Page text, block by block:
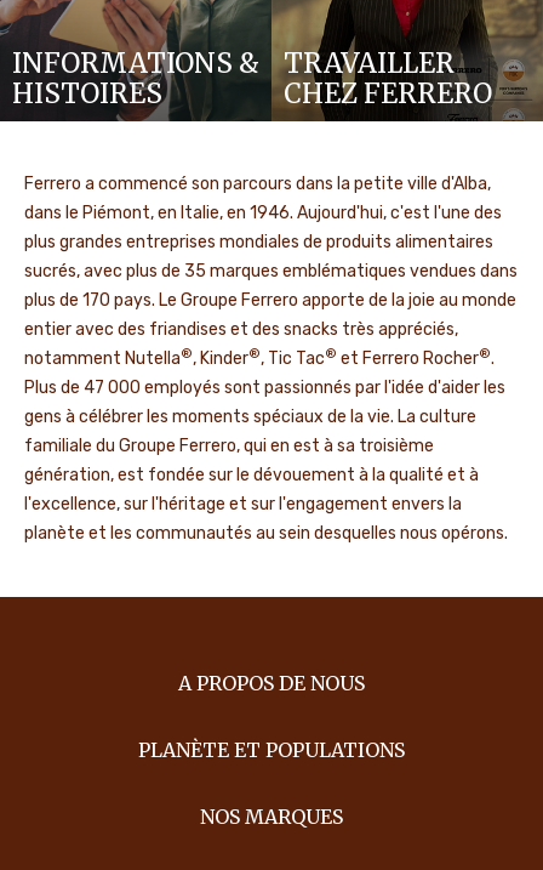
INFORMATIONS &
HISTOIRES
TRAVAILLER
CHEZ FERRERO
Ferrero a commencé son parcours dans la petite ville d'Alba,
dans le Piémont, en Italie, en 1946. Aujourd'hui, c'est l'une des
plus grandes entreprises mondiales de produits alimentaires
sucrés, avec plus de 35 marques emblématiques vendues dans
plus de 170 pays. Le Groupe Ferrero apporte de la joie au monde
entier avec des friandises et des snacks très appréciés,
notamment Nutella®, Kinder®, Tic Tac® et Ferrero Rocher®.
Plus de 47 000 employés sont passionnés par l'idée d'aider les
gens à célébrer les moments spéciaux de la vie. La culture
familiale du Groupe Ferrero, qui en est à sa troisième
génération, est fondée sur le dévouement à la qualité et à
l'excellence, sur l'héritage et sur l'engagement envers la
planète et les communautés au sein desquelles nous opérons.
A PROPOS DE NOUS
PLANÈTE ET POPULATIONS
NOS MARQUES